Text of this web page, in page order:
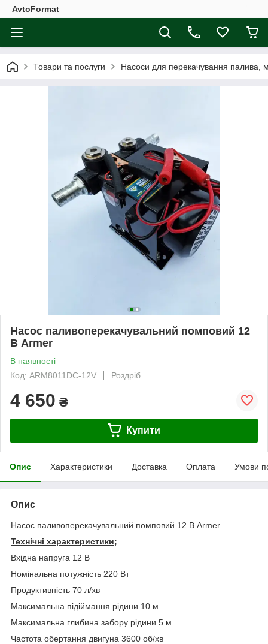
AvtoFormat
Товари та послуги Насоси для перекачування палива,
Насос паливоперекачувальний помповий 12
В Armer
В наявності
Код: ARM8011DC-12V
Роздріб
4 650 ₴
Купити
Опис Характеристики Доставка Оплата Умови
Опис
Насос паливоперекачувальний помповий 12 В Armer
Технічні характеристики;
Вхідна напруга 12 В
Номінальна потужність 220 Вт
Продуктивність 70 л/хв
Максимальна підіймання рідини 10 м
Максимальна глибина забору рідини 5 м
Частота обертання двигуна 3600 об/хв